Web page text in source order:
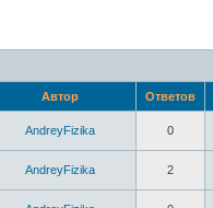
Автор Ответов
AndreyFizika 0
AndreyFizika 2